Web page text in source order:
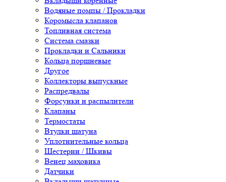
Водяные помпы / Прокладки
Коромысла клапанов
Топливная система
Система смазки
Прокладки и Сальники
Кольца поршневые
Другое
Коллекторы выпускные
Распредвалы
Форсунки и распылители
Клапаны
Термостаты
Втулки шатуна
Уплотнительные кольца
Шестерни / Шкивы
Венец маховика
Датчики